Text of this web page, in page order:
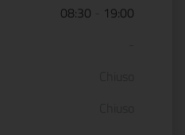
08:30 19:00